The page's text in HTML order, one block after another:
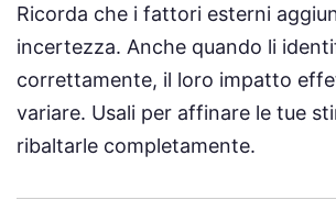
Ricorda che i fattori esterni
incertezza. Anche quando li
correttamente, il loro impatto
variare. Usali per affinare le tue
ribaltarle completamente.